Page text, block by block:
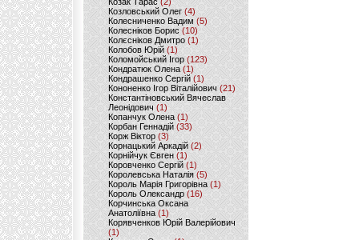
Козловський Олег(4)
Колесниченко Вадим (5)
Колесніков Борис (10)
Колєсніков Дмитро (1)
Колобов Юрій (1)
Коломойський Ігор (123)
Кондратюк Олена(1)
Кондрашенко Сергій (1)
Кононенко Ігор Віталійович (21)
Константіновський Вячеслав
Леонідович (1)
Копанчук Олена (1)
Корбан Геннадій (33)
Корж Віктор (3)
Корнацький Аркадій (2)
Корнійчук Євген (1)
Коровченко Сергій (1)
Королевська Наталія(5)
Король Марія Григорівна (1)
Король Олександр (16)
Корчинська Оксана
Анатоліївна (1)
Корявченков Юрій Валерійович
(1)